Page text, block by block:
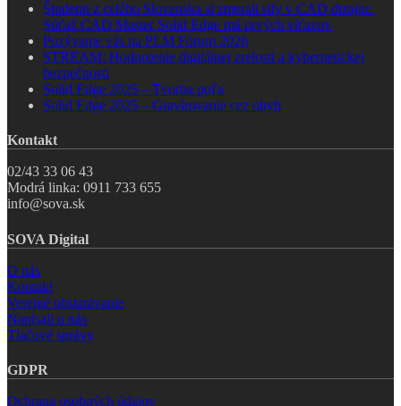
Študenti z celého Slovenska si zmerali sily v CAD dizajne.
Súťaž CAD Master Solid Edge má prvých víťazov
Pozývame vás na PLM Fórum 2026
STREAM: Hodnotenie digitálnej zrelosti a kybernetickej
bezpečnosti
Solid Edge 2025 – Tvorba poľa
Solid Edge 2025 – Gravírovanie cez ohyb
Kontakt
02/43 33 06 43
Modrá linka: 0911 733 655
info@sova.sk
SOVA Digital
O nás
Kontakt
Verejné obstarávanie
Napísali o nás
Tlačové správy
GDPR
Ochrana osobných údajov